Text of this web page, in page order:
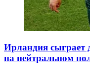
Ирландия
на нейтральном